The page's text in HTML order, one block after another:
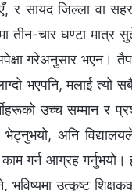
र सायद जिल्ला वा
तीन-चार घण्टा मात्र
गरेअनुसार भएन।
भएपनि, मलाई त्यो
उच्च सम्मान र
अनि
काम गर्न आग्रह
उत्कृष्ट